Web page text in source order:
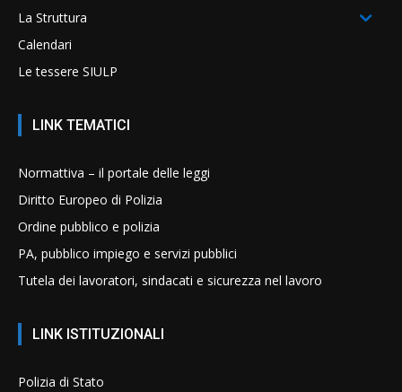
La Struttura
Calendari
Le tessere SIULP
LINK TEMATICI
Normattiva – il portale delle leggi
Diritto Europeo di Polizia
Ordine pubblico e polizia
PA, pubblico impiego e servizi pubblici
Tutela dei lavoratori, sindacati e sicurezza nel lavoro
LINK ISTITUZIONALI
Polizia di Stato